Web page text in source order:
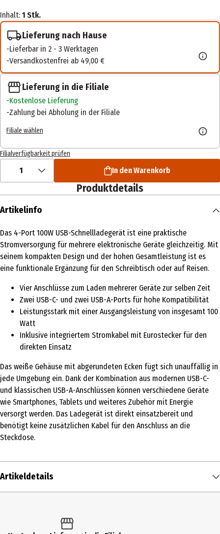
Inhalt: 1 Stk.
Lieferung nach Hause
Lieferbar in 2 - 3 Werktagen
Versandkostenfrei ab 49,00 €
Lieferung in die Filiale
Kostenlose Lieferung
Zahlung bei Abholung in der Filiale
Filiale wählen
Filialverfügbarkeit prüfen
1 In den Warenkorb
Produktdetails
Artikelinfo
Das 4-Port 100W USB-Schnellladegerät ist eine praktische
Stromversorgung für mehrere elektronische Geräte gleichzeitig. Mit
seinem kompakten Design und der hohen Gesamtleistung ist es
eine funktionale Ergänzung für den Schreibtisch oder auf Reisen.
Vier Anschlüsse zum Laden mehrerer Geräte zur selben Zeit
Zwei USB-C- und zwei USB-A-Ports für hohe Kompatibilität
Leistungsstark mit einer Ausgangsleistung von insgesamt 100
Watt
Inklusive integriertem Stromkabel mit Eurostecker für den
direkten Einsatz
Das weiße Gehäuse mit abgerundeten Ecken fügt sich unauffällig in
jede Umgebung ein. Dank der Kombination aus modernen USB-C-
und klassischen USB-A-Anschlüssen können verschiedene Geräte
wie Smartphones, Tablets und weiteres Zubehör mit Energie
versorgt werden. Das Ladegerät ist direkt einsatzbereit und
benötigt keine zusätzlichen Kabel für den Anschluss an die
Steckdose.
Artikeldetails